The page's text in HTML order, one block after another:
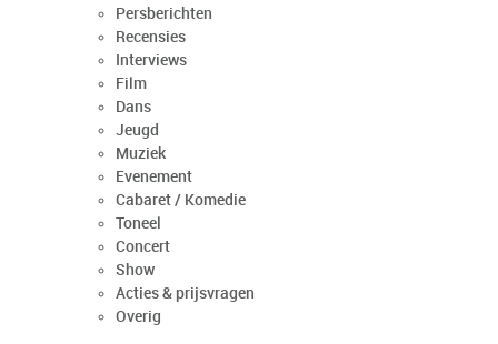
Persberichten
Recensies
Interviews
Film
Dans
Jeugd
Muziek
Evenement
Cabaret / Komedie
Toneel
Concert
Show
Acties & prijsvragen
Overig